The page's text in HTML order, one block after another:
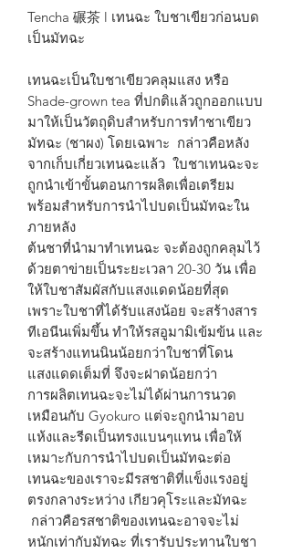
Tencha 碾茶 l เทนฉะ ใบชาเขียวก่อนบด
เป็นมัทฉะ
เทนฉะเป็นใบชาเขียวคลุมแสง หรือ
Shade-grown tea ที่ปกติแล้วถูกออกแบบ
มาให้เป็นวัตถุดิบสำหรับการทำชาเขียว
มัทฉะ (ชาผง) โดยเฉพาะ กล่าวคือหลัง
จากเก็บเกี่ยวเทนฉะแล้ว ใบชาเทนฉะจะ
ถูกนำเข้าขั้นตอนการผลิตเพื่อเตรียม
พร้อมสำหรับการนำไปบดเป็นมัทฉะใน
ภายหลัง
ต้นชาที่นำมาทำเทนฉะ จะต้องถูกคลุมไว้
ด้วยตาข่ายเป็นระยะเวลา 20-30 วัน เพื่อ
ให้ใบชาสัมผัสกับแสงแดดน้อยที่สุด
เพราะใบชาที่ได้รับแสงน้อย จะสร้างสาร
ทีเอนีนเพิ่มขึ้น ทำให้รสอูมามิเข้มข้น และ
จะสร้างแทนนินน้อยกว่าใบชาที่โดน
แสงแดดเต็มที่ จึงจะฝาดน้อยกว่า
การผลิตเทนฉะจะไม่ได้ผ่านการนวด
เหมือนกับ Gyokuro แต่จะถูกนำมาอบ
แห้งและรีดเป็นทรงแบนๆแทน เพื่อให้
เหมาะกับการนำไปบดเป็นมัทฉะต่อ
เทนฉะของเราจะมีรสชาติที่แข็งแรงอยู่
ตรงกลางระหว่าง เกียวคุโระและมัทฉะ
กล่าวคือรสชาติของเทนฉะอาจจะไม่
หนักเท่ากับมัทฉะ ที่เรารับประทานใบชา